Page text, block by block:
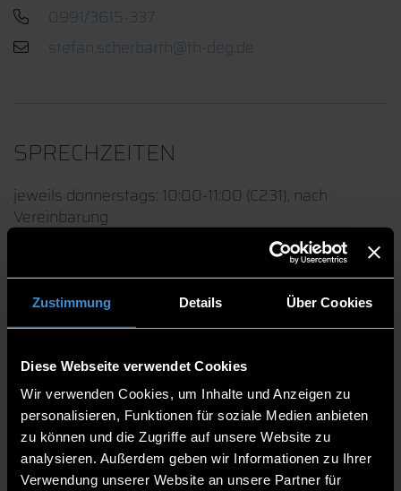
Zustimmung Details Über Cookies
Diese Webseite verwendet Cookies
Wir verwenden Cookies, um Inhalte und Anzeigen zu
personalisieren, Funktionen für soziale Medien anbieten
zu können und die Zugriffe auf unsere Website zu
analysieren. Außerdem geben wir Informationen zu Ihrer
Verwendung unserer Website an unsere Partner für
0991/3615-337
SPRECHZEITEN
jeweils donnerstags: 10:00-11:00 (C231), nach
Vereinbarung
PUBLIKATIONEN
KERNKOMPETENZEN
Zerspanungstechnologie
Schneidstoffe für die Zerspanung